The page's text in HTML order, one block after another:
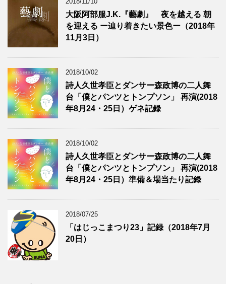
大阪阿部服J.K.『藝劇』 夜を越える 朝
を迎える ー辿り着きたい景色ー（2018年
11月3日）
2018/10/02
詩人久世孝臣とダンサー森政博の二人舞
台「僕とパンツとトンプソン」 再演(2018
年8月24・25日）ゲネ記録
2018/10/02
詩人久世孝臣とダンサー森政博の二人舞
台「僕とパンツとトンプソン」 再演(2018
年8月24・25日）準備＆場当たり記録
2018/07/25
「はじっこまつり23」記録（2018年7月
20日）